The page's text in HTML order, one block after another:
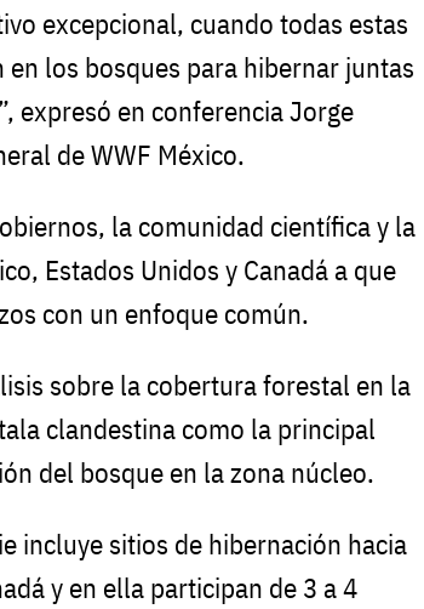
excepcional, cuando todas estas
en los bosques para hibernar juntas
expresó en conferencia Jorge
de WWF México.
la comunidad científica y la
Estados Unidos y Canadá a que
con un enfoque común.
sobre la cobertura forestal en la
clandestina como la principal
del bosque en la zona núcleo.
incluye sitios de hibernación hacia
y en ella participan de 3 a 4